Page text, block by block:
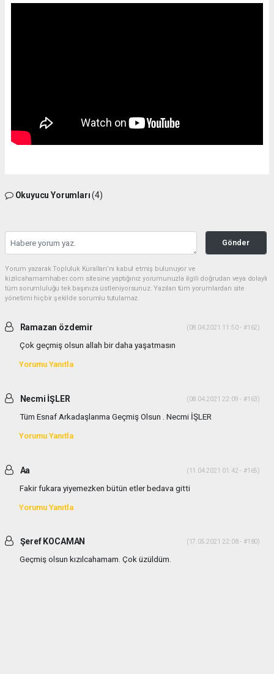
Okuyucu Yorumları(4)
Gönder
Yorum yazarak Topluluk Kuralları’nı kabul etmiş bulunuyor ve
kizilcahamamhaber.com sitesine yaptığınız yorumunuzla ilgili doğrudan veya dolaylı
tüm sorumluluğu tek başınıza üstleniyorsunuz. Yazılan tüm yorumlardan site
yönetimi hiçbir şekilde sorumlu tutulamaz.
Ramazan özdemir (08.04.2021 11:50 - #162)
Çok geçmiş olsun allah bir daha yaşatmasın
Yorumu Yanıtla
Necmi İŞLER (08.04.2021 22:09 - #163)
Tüm Esnaf Arkadaşlarıma Geçmiş Olsun . Necmi İŞLER
Yorumu Yanıtla
Aa (11.04.2021 01:42 - #165)
Fakir fukara yiyemezken bütün etler bedava gitti
Yorumu Yanıtla
Şeref KOCAMAN (17.05.2021 22:08 - #180)
Geçmiş olsun kızılcahamam. Çok üzüldüm.